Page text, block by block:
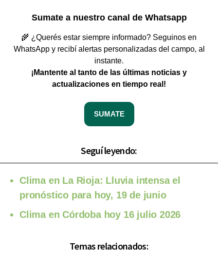
Sumate a nuestro canal de Whatsapp
🌾 ¿Querés estar siempre informado? Seguinos en
WhatsApp y recibí alertas personalizadas del campo, al
instante.
¡Mantente al tanto de las últimas noticias y
actualizaciones en tiempo real!
SUMATE
Seguí leyendo:
Clima en La Rioja: Lluvia intensa el
pronóstico para hoy, 19 de junio
Clima en Córdoba hoy 16 julio 2026
Temas relacionados: